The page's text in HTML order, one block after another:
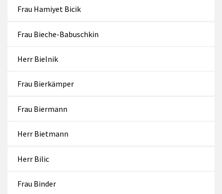
Frau Hamiyet Bicik
Frau Bieche-Babuschkin
Herr Bielnik
Frau Bierkämper
Frau Biermann
Herr Bietmann
Herr Bilic
Frau Binder